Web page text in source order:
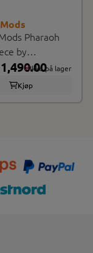
Pharaoh
by
Series ...
Ikke på lager
Kjøp